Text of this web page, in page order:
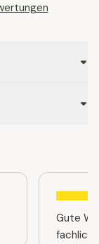
Gute
fachlich